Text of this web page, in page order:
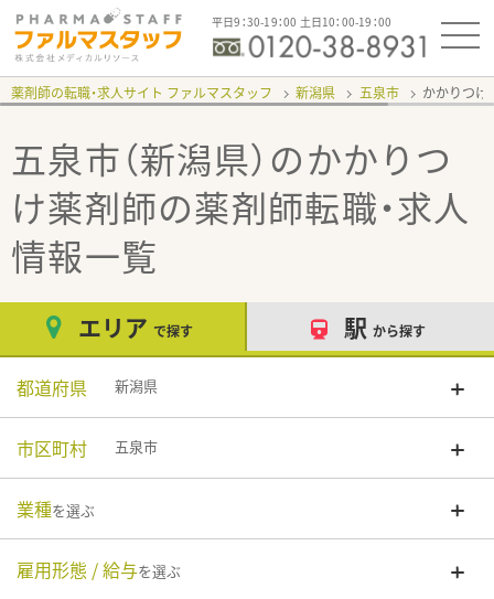
平日9：30-19：00 土日10：00-19：00
薬剤師の転職・求人サイト ファルマスタッフ 新潟県 五泉市 かかりつ
五泉市（新潟県）のかかりつ
け薬剤師の薬剤師転職・求人
情報一覧
エリア で探す 駅 から探す
都道府県 新潟県
市区町村 五泉市
業種を選ぶ
雇用形態 / 給与を選ぶ